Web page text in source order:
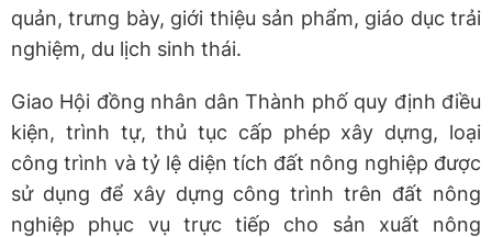
quản, trưng bày, giới thiệu sản phẩm, giáo dục trải
nghiệm, du lịch sinh thái.
Giao Hội đồng nhân dân Thành phố quy định điều
kiện, trình tự, thủ tục cấp phép xây dựng, loại
công trình và tỷ lệ diện tích đất nông nghiệp được
sử dụng để xây dựng công trình trên đất nông
nghiệp phục vụ trực tiếp cho sản xuất nông